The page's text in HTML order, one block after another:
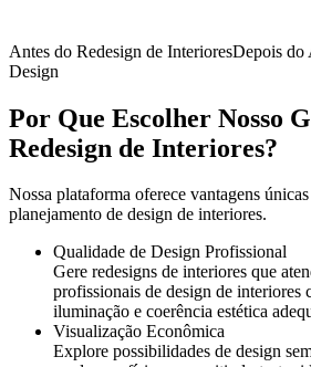
Antes do Redesign de InterioresDepois do
Design
Por Que Escolher Nosso
Redesign de Interiores?
Nossa plataforma oferece vantagens
planejamento de design de interiores.
Qualidade de Design Profissional
Gere redesigns de interiores que
profissionais de design de interiores
iluminação e coerência estética
Visualização Econômica
Explore possibilidades de design